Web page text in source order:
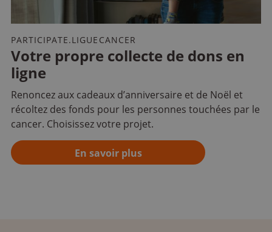
Votre propre collecte de dons en
ligne
PARTICIPATE.LIGUECANCER
Renoncez aux cadeaux d’anniversaire et de Noël et
récoltez des fonds pour les personnes touchées par le
cancer. Choisissez votre projet.
En savoir plus